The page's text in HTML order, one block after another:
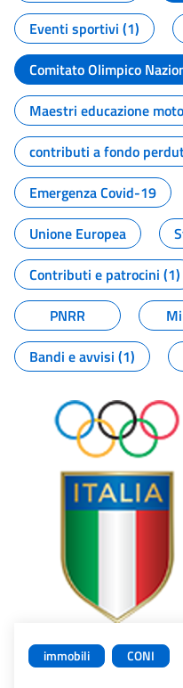
Eventi sportivi (1)
Comitato Olimpico
Maestri educazione
contributi a fondo
Emergenza Covid-19
Unione Europea
Contributi e patrocini (1)
PNRR
Bandi e avvisi (1)
immobili CONI